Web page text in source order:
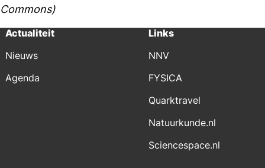
Commons)
Actualiteit
Nieuws
Agenda
Links
NNV
FYSICA
Quarktravel
Natuurkunde.nl
Sciencespace.nl